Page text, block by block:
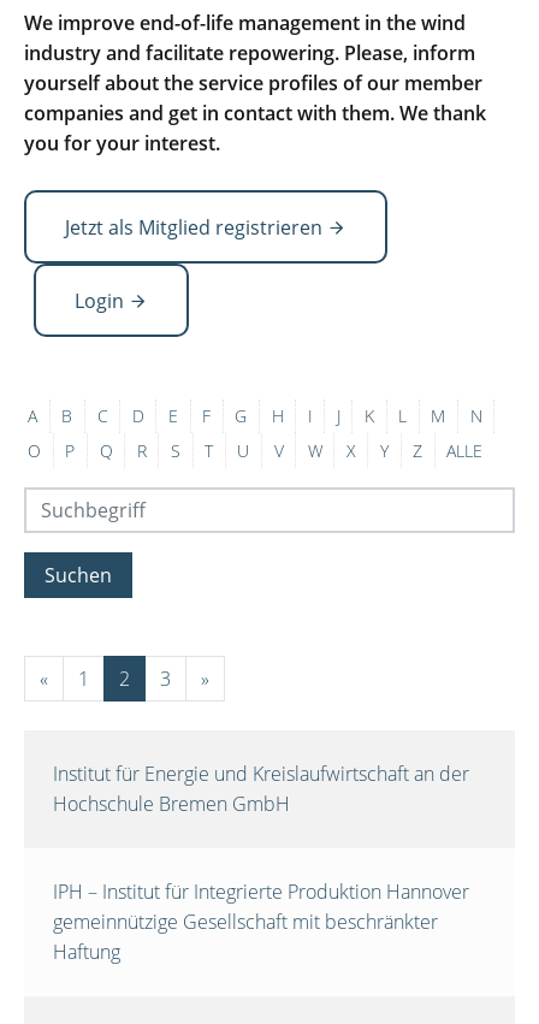
We improve end-of-life management in the wind
industry and facilitate repowering. Please, inform
yourself about the service profiles of our member
companies and get in contact with them. We thank
you for your interest.
Jetzt als Mitglied registrieren
Login
A B C D E F G H I J K L M
N
O
P Q R S T U V W X Y Z ALLE
Suchen
« 1 2 3 »
Institut für Energie und Kreislaufwirtschaft an der
Hochschule Bremen GmbH
IPH – Institut für Integrierte Produktion Hannover
gemeinnützige Gesellschaft mit beschränkter
Haftung